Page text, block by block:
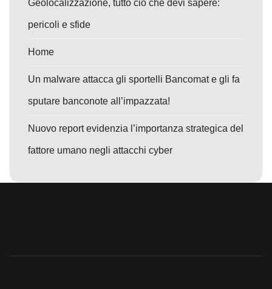
Geolocalizzazione, tutto ciò che devi sapere:
pericoli e sfide
Home
Un malware attacca gli sportelli Bancomat e gli fa
sputare banconote all’impazzata!
Nuovo report evidenzia l’importanza strategica del
fattore umano negli attacchi cyber